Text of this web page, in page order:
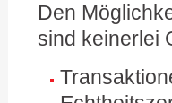
Den
sind keinerlei